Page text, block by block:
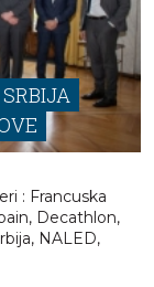
: Francuska